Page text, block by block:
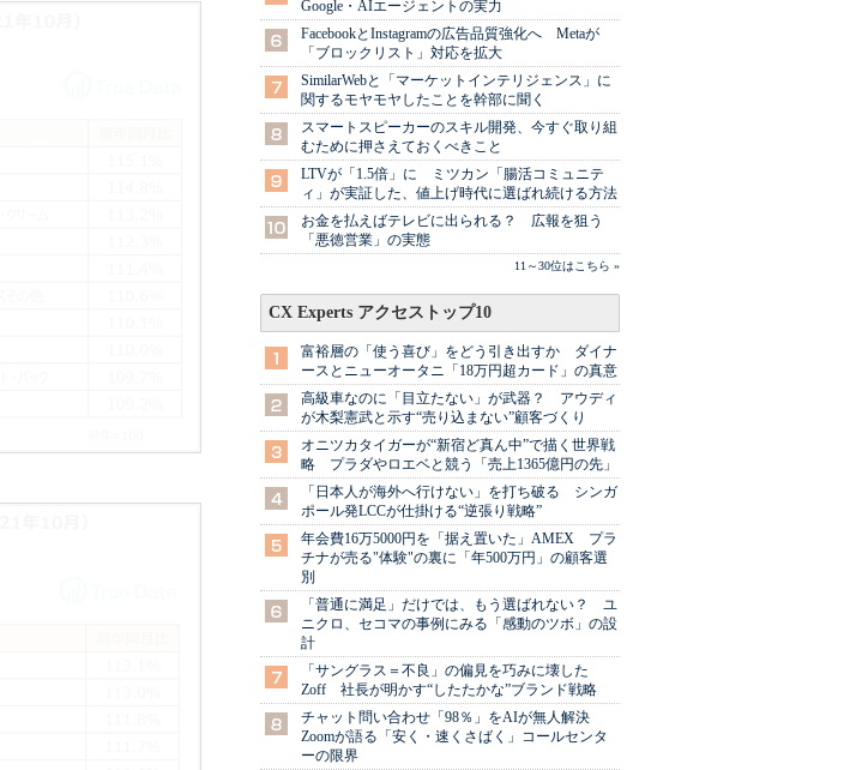
Google・AIエージェントの実力
FacebookとInstagramの広告品質強化へ Metaが
「ブロックリスト」対応を拡大
SimilarWebと「マーケットインテリジェンス」に
関するモヤモヤしたことを幹部に聞く
スマートスピーカーのスキル開発、今すぐ取り組
むために押さえておくべきこと
LTVが「1.5倍」に ミツカン「腸活コミュニテ
ィ」が実証した、値上げ時代に選ばれ続ける方法
お金を払えばテレビに出られる？ 広報を狙う
「悪徳営業」の実態
11～30位はこちら »
CX Experts アクセストップ10
富裕層の「使う喜び」をどう引き出すか ダイナ
ースとニューオータニ「18万円超カード」の真意
高級車なのに「目立たない」が武器？ アウディ
が木梨憲武と示す“売り込まない”顧客づくり
オニツカタイガーが“新宿ど真ん中”で描く世界戦
略 プラダやロエベと競う「売上1365億円の先」
「日本人が海外へ行けない」を打ち破る シンガ
ポール発LCCが仕掛ける“逆張り戦略”
年会費16万5000円を「据え置いた」AMEX プラ
チナが売る"体験"の裏に「年500万円」の顧客選
別
「普通に満足」だけでは、もう選ばれない？ ユ
ニクロ、セコマの事例にみる「感動のツボ」の設
計
「サングラス＝不良」の偏見を巧みに壊した
Zoff 社長が明かす“したたかな”ブランド戦略
チャット問い合わせ「98％」をAIが無人解決
Zoomが語る「安く・速くさばく」コールセンタ
ーの限界